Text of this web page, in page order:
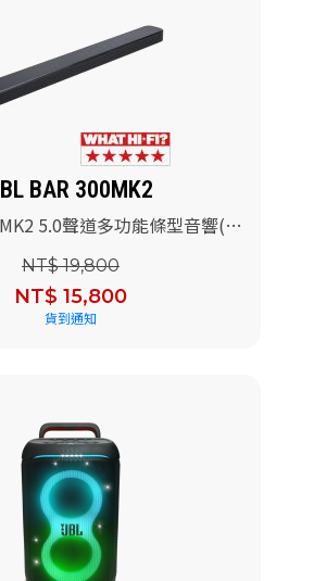
BAR 300MK2
5.0聲道多功能條型音響(黑
NT$ 19,800
NT$ 15,800
貨到通知